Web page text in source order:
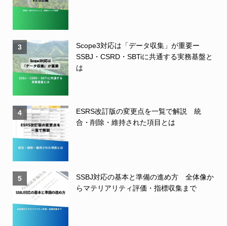
3
Scope3対応は「データ収集」が重要ー
SSBJ・CSRD・SBTiに共通する実務基盤と
は
4
ESRS改訂版の変更点を一覧で解説 統
合・削除・維持された項目とは
5
SSBJ対応の基本と準備の進め方 全体像か
らマテリアリティ評価・指標収集まで